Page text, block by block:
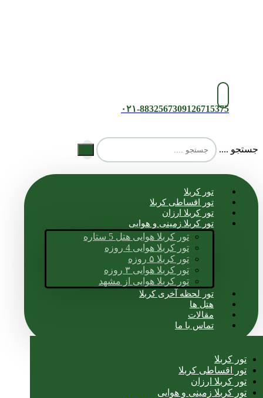
۰۲۱-8832567309126715375
جستجو ....
تور کربلا
تور اقساطی کربلا
تور کربلا ارزان
تور کربلا زمینی و هوایی
تور کربلا هوایی هتل 5 ستاره
تور کربلا هوایی 4 روزه
تور کربلا ۵ روزه
تور کربلا هوایی ۳ روزه
تور کربلا هوایی از مشهد
تور لحظه آخری کربلا
هتل ها
مقالات
تماس با ما
تور کربلا
تور اقساطی کربلا
تور کربلا ارزان
تور کربلا زمینی و هوایی